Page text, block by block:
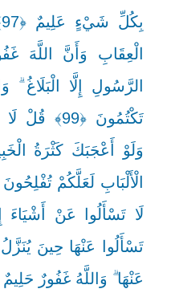
الرَّسُولِ إِلَّا الْبَلَاغُ
تَكْتُمُونَ
وَلَوْ أَعْجَبَكَ كَثْرَةُ
لَا تَسْأَلُوا عَنْ
تَسْأَلُوا عَنْهَا حِينَ